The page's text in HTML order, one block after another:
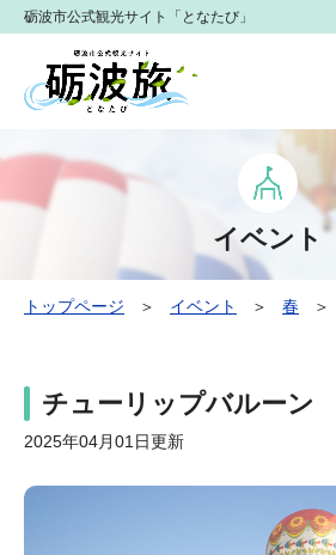
砺波市公式観光サイト「となたび」
イベント
トップページ ＞ イベント ＞ 春 ＞
チューリップバルーン
2025年04月01日更新